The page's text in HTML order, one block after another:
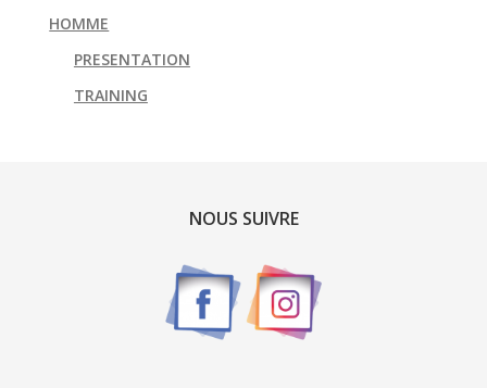
HOMME
PRESENTATION
TRAINING
NOUS SUIVRE